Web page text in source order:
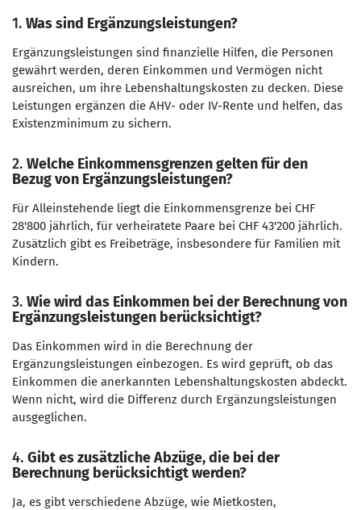
1. Was sind Ergänzungsleistungen?
Ergänzungsleistungen sind finanzielle Hilfen, die Personen
gewährt werden, deren Einkommen und Vermögen nicht
ausreichen, um ihre Lebenshaltungskosten zu decken. Diese
Leistungen ergänzen die AHV- oder IV-Rente und helfen, das
Existenzminimum zu sichern.
2. Welche Einkommensgrenzen gelten für den
Bezug von Ergänzungsleistungen?
Für Alleinstehende liegt die Einkommensgrenze bei CHF
28'800 jährlich, für verheiratete Paare bei CHF 43'200 jährlich.
Zusätzlich gibt es Freibeträge, insbesondere für Familien mit
Kindern.
3. Wie wird das Einkommen bei der Berechnung von
Ergänzungsleistungen berücksichtigt?
Das Einkommen wird in die Berechnung der
Ergänzungsleistungen einbezogen. Es wird geprüft, ob das
Einkommen die anerkannten Lebenshaltungskosten abdeckt.
Wenn nicht, wird die Differenz durch Ergänzungsleistungen
ausgeglichen.
4. Gibt es zusätzliche Abzüge, die bei der
Berechnung berücksichtigt werden?
Ja, es gibt verschiedene Abzüge, wie Mietkosten,